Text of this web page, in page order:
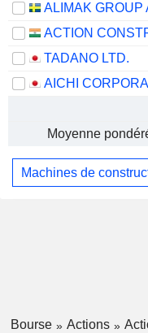
ALIMAK GROUP
TADANO LTD.
AICHI
Moyenne
Machines de
Bourse Actions